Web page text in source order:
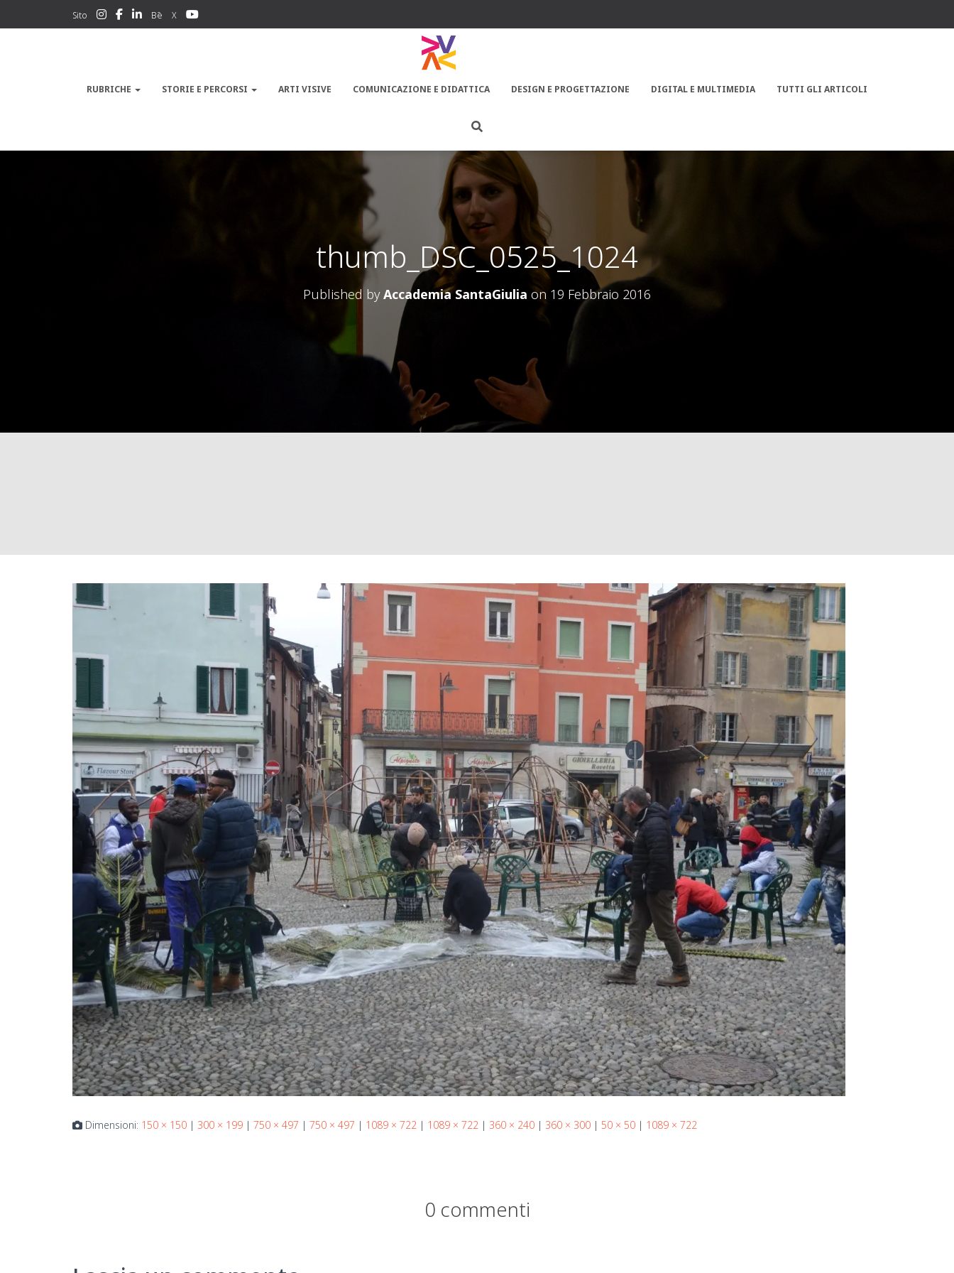
Sito Bē X
RUBRICHE STORIE E PERCORSI ARTI VISIVE COMUNICAZIONE E DIDATTICA DESIGN E PROGETTAZIONE DIGITAL E MULTIMEDIA TUTTI GLI ARTICOLI
thumb_DSC_0525_1024
Published byAccademia SantaGiulia on 19 Febbraio 2016
Dimensioni: 150 × 150 | 300 × 199 | 750 × 497 | 750 × 497 | 1089 × 722 | 1089 × 722 | 360 × 240 | 360 × 300 | 50 × 50 | 1089 × 722
0 commenti